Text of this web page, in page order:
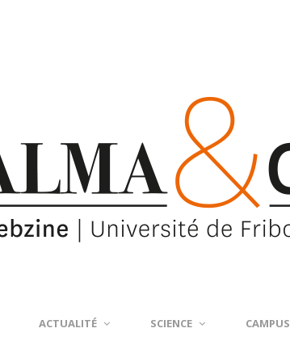
ACTUALITÉ SCIENCE CAMPUS